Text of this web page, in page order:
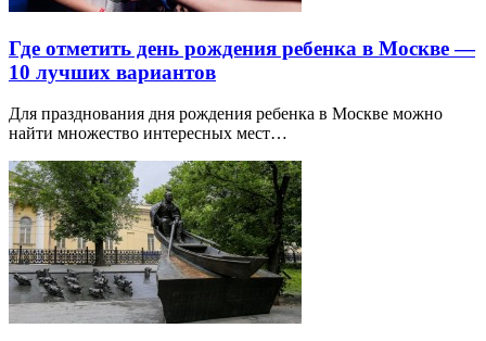
Где отметить день рождения ребенка в Москве —
10 лучших вариантов
Для празднования дня рождения ребенка в Москве можно
найти множество интересных мест…